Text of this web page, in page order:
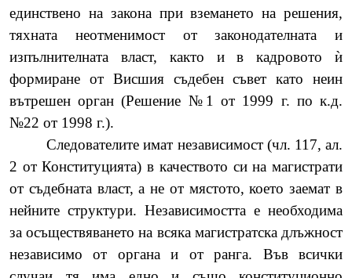
единствено на закона при вземането на решения,
тяхната неотменимост от законодателната и
изпълнителната власт, както и в кадровото ѝ
формиране от Висшия съдебен съвет като неин
вътрешен орган (Решение №1 от 1999 г. по к.д.
№22 от 1998 г.).
Следователите имат независимост (чл. 117, ал.
2 от Конституцията) в качеството си на магистрати
от съдебната власт, а не от мястото, което заемат в
нейните структури. Независимостта е необходима
за осъществяването на всяка магистратска длъжност
независимо от органа и от ранга. Във всички